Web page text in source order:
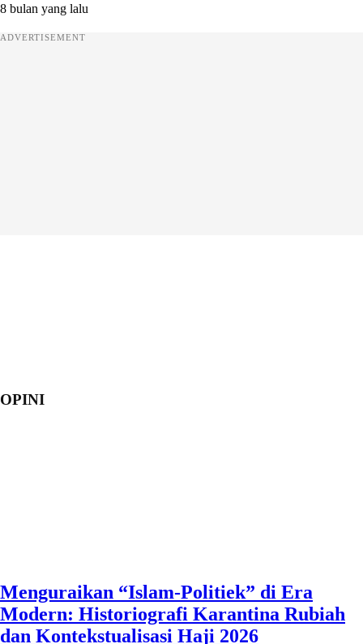
8 bulan yang lalu
ADVERTISEMENT
OPINI
Menguraikan “Islam-Politiek” di Era
Modern: Historiografi Karantina Rubiah
dan Kontekstualisasi Haji 2026